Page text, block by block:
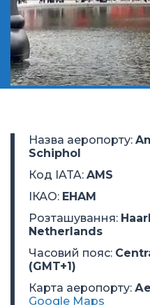
Назва аеропорту:
Schiphol
Код IATA: AMS
ІКАО: EHAM
Розташування:
Netherlands
Часовий пояс:
(GMT+1)
Карта аеропорту:
Google Maps